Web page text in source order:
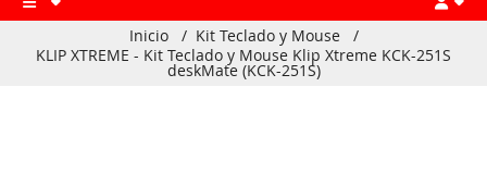
Inicio / Kit Teclado y Mouse
/
KLIP XTREME - Kit Teclado y Mouse Klip Xtreme KCK-251S
deskMate (KCK-251S)